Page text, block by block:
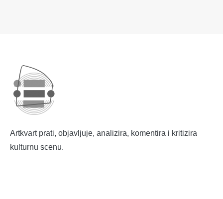
Artkvart prati, objavljuje, analizira, komentira i kritizira
kulturnu scenu.